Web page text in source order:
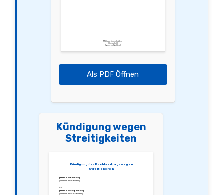
Mit freundlichen Grüßen,
[Unterschrift]
[Name des Pächters]
Als PDF Öffnen
Kündigung wegen
Streitigkeiten
Kündigung des Pachtvertrags wegen
Streitigkeiten
[Name des Pächters]
[Adresse des Pächters]
An:
[Name des Verpächters]
[Adresse des Verpächters]